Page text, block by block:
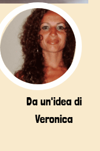
Da un'idea di
Veronica